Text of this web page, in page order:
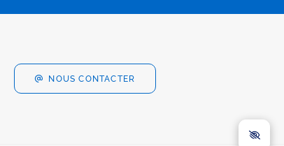
NOUS CONTACTER